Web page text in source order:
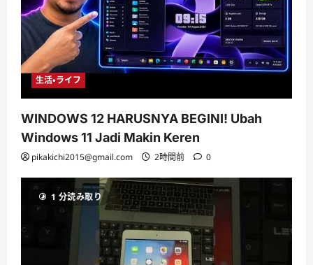
生活・ライフ
WINDOWS 12 HARUSNYA BEGINI! Ubah
Windows 11 Jadi Makin Keren
pikakichi2015@gmail.com 2時間前 0
1 分読み取り